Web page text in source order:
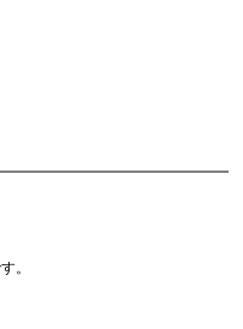
。